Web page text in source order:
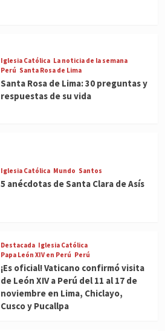
Iglesia Católica La noticia de la semana
Perú Santa Rosa de Lima
Santa Rosa de Lima: 30 preguntas y
respuestas de su vida
Iglesia Católica Mundo Santos
5 anécdotas de Santa Clara de Asís
Destacada Iglesia Católica
Papa León XIV en Perú Perú
¡Es oficial! Vaticano confirmó visita
de León XIV a Perú del 11 al 17 de
noviembre en Lima, Chiclayo,
Cusco y Pucallpa